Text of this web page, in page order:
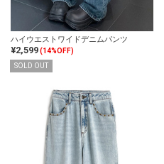
ハイウエストワイドデニムパンツ
¥2,599(14%OFF)
SOLD OUT